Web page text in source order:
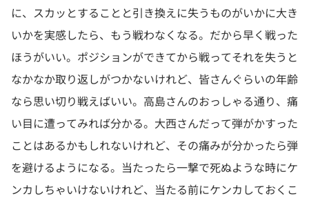
に、スカッとすることと引き換えに失うものがいかに大き
いかを実感したら、もう戦わなくなる。だから早く戦った
ほうがいい。ポジションができてから戦ってそれを失うと
なかなか取り返しがつかないけれど、皆さんぐらいの年齢
なら思い切り戦えばいい。高島さんのおっしゃる通り、痛
い目に遭ってみれば分かる。大西さんだって弾がかすった
ことはあるかもしれないけれど、その痛みが分かったら弾
を避けるようになる。当たったら一撃で死ぬような時にケ
ンカしちゃいけないけれど、当たる前にケンカしておくこ